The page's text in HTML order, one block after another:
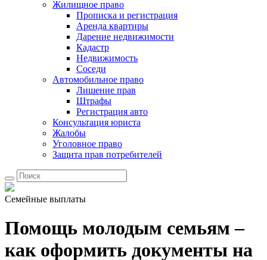
Жилищное право
Прописка и регистрация
Аренда квартиры
Дарение недвижимости
Кадастр
Недвижимость
Соседи
Автомобильное право
Лишение прав
Штрафы
Регистрация авто
Консультация юриста
Жалобы
Уголовное право
Защита прав потребителей
Семейные выплаты
Помощь молодым семьям –
как оформить документы на